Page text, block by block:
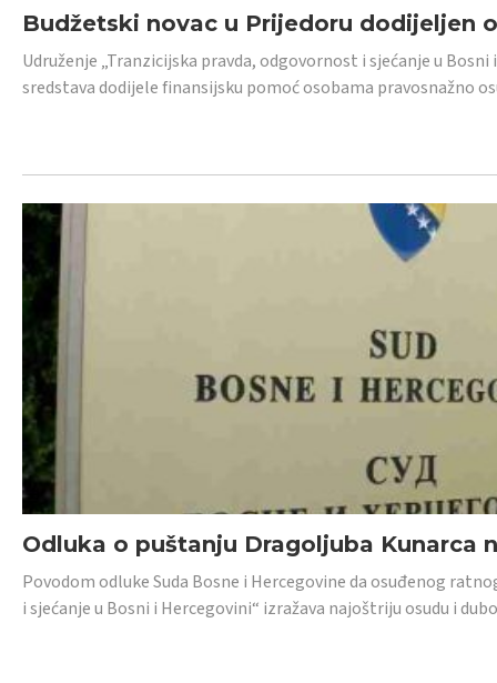
Budžetski novac u Prijedoru dodijeljen
Udruženje „Tranzicijska pravda, odgovornost i sjećanje u
sredstava dodijele finansijsku pomoć osobama pravosnažno
Odluka o puštanju Dragoljuba Kunarca
Povodom odluke Suda Bosne i Hercegovine da osuđenog
i sjećanje u Bosni i Hercegovini“ izražava najoštriju osudu i